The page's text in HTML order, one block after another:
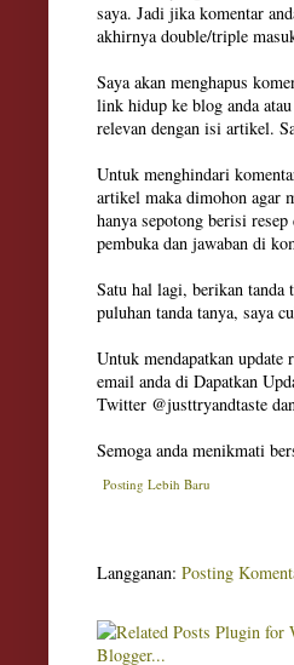
saya. Jadi jika komentar
akhirnya double/triple
Saya akan menghapus
link hidup ke blog anda
relevan dengan isi artikel.
Untuk menghindari
artikel maka dimohon agar
hanya sepotong berisi
pembuka dan jawaban di
Satu hal lagi, berikan tanda
puluhan tanda tanya, saya
Untuk mendapatkan
email anda di Dapatkan
Twitter @justtryandtaste
Semoga anda menikmati
Posting Lebih Baru
Langganan: Posting